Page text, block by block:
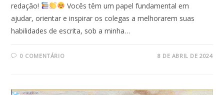
redação!
Vocês têm um papel fundamental em
ajudar, orientar e inspirar os colegas a melhorarem suas
habilidades de escrita, sob a minha…
0 COMENTÁRIO 8 DE ABRIL DE 2024